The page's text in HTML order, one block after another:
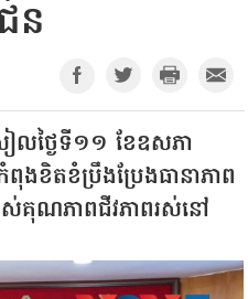
ន
ថ្ងៃទី១១ ខែឧសភា
ខិតខំប្រឹងប្រែងធានាភាព
ស់គុណភាពជីវភាពរស់នៅ